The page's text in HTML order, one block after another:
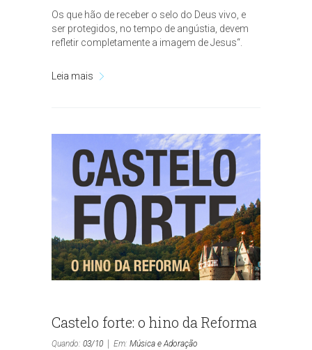
Os que hão de receber o selo do Deus vivo, e
ser protegidos, no tempo de angústia, devem
refletir completamente a imagem de Jesus“.
Leia mais
Castelo forte: o hino da Reforma
Quando: 03/10 Em: Música e Adoração